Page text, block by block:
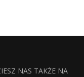
NAS TAKŻE NA